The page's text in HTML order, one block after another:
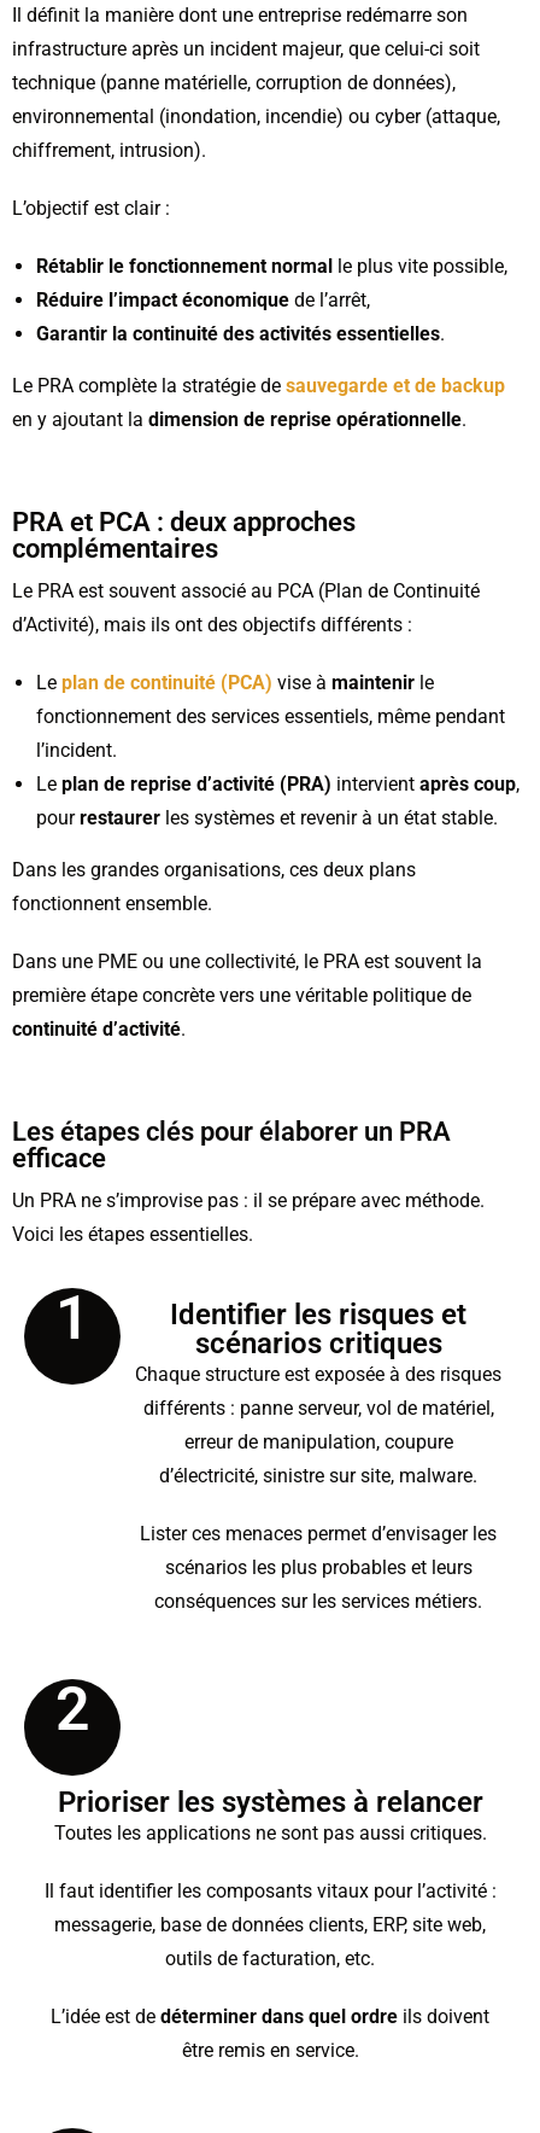
Il définit la manière dont une entreprise redémarre son
infrastructure après un incident majeur, que celui-ci soit
technique (panne matérielle, corruption de données),
environnemental (inondation, incendie) ou cyber (attaque,
chiffrement, intrusion).
L’objectif est clair :
Rétablir le fonctionnement normal le plus vite possible,
Réduire l’impact économique de l’arrêt,
Garantir la continuité des activités essentielles.
Le PRA complète la stratégie de sauvegarde et de backup
en y ajoutant la dimension de reprise opérationnelle.
PRA et PCA : deux approches
complémentaires
Le PRA est souvent associé au PCA (Plan de Continuité
d’Activité), mais ils ont des objectifs différents :
Le plan de continuité (PCA) vise à maintenir le
fonctionnement des services essentiels, même pendant
l’incident.
Le plan de reprise d’activité (PRA) intervient après coup,
pourrestaurer les systèmes et revenir à un état stable.
Dans les grandes organisations, ces deux plans
fonctionnent ensemble.
Dans une PME ou une collectivité, le PRA est souvent la
première étape concrète vers une véritable politique de
continuité d’activité.
Les étapes clés pour élaborer un PRA
efficace
Un PRA ne s’improvise pas : il se prépare avec méthode.
Voici les étapes essentielles.
1
Identifier les risques et
scénarios critiques
Chaque structure est exposée à des risques
différents : panne serveur, vol de matériel,
erreur de manipulation, coupure
d’électricité, sinistre sur site, malware.
Lister ces menaces permet d’envisager les
scénarios les plus probables et leurs
conséquences sur les services métiers.
2
Prioriser les systèmes à relancer
Toutes les applications ne sont pas aussi critiques.
Il faut identifier les composants vitaux pour l’activité :
messagerie, base de données clients, ERP, site web,
outils de facturation, etc.
L’idée est de déterminer dans quel ordre ils doivent
être remis en service.